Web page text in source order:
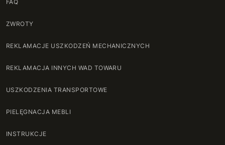
FAQ
ZWROTY
REKLAMACJE USZKODZEŃ MECHANICZNYCH
REKLAMACJA INNYCH WAD TOWARU
USZKODZENIA TRANSPORTOWE
PIELĘGNACJA MEBLI
INSTRUKCJE